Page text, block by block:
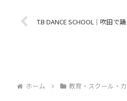
T.B DANCE SCHOOL｜吹田で
ホーム 教育・スクール・